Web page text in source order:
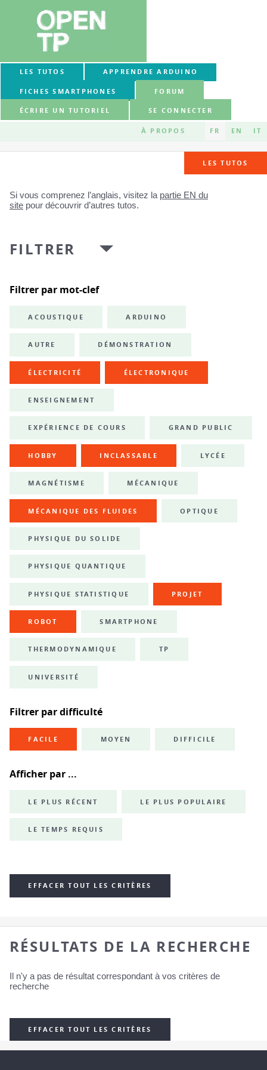
LES TUTOS APPRENDRE ARDUINO
FICHES SMARTPHONES FORUM
ÉCRIRE UN TUTORIEL SE CONNECTER
À PROPOS FR EN IT
LES TUTOS
Si vous comprenez l’anglais, visitez la partie EN du
site pour découvrir d’autres tutos.
FILTRER
Filtrer par mot-clef
ACOUSTIQUE ARDUINO
AUTRE DÉMONSTRATION
ÉLECTRICITÉ ÉLECTRONIQUE
ENSEIGNEMENT
EXPÉRIENCE DE COURS GRAND PUBLIC
HOBBY INCLASSABLE LYCÉE
MAGNÉTISME MÉCANIQUE
MÉCANIQUE DES FLUIDES OPTIQUE
PHYSIQUE DU SOLIDE
PHYSIQUE QUANTIQUE
PHYSIQUE STATISTIQUE PROJET
ROBOT SMARTPHONE
THERMODYNAMIQUE TP
UNIVERSITÉ
Filtrer par difficulté
FACILE MOYEN DIFFICILE
Afficher par ...
LE PLUS RÉCENT LE PLUS POPULAIRE
LE TEMPS REQUIS
EFFACER TOUT LES CRITÈRES
RÉSULTATS DE LA RECHERCHE
Il n'y a pas de résultat correspondant à vos critères de
recherche
EFFACER TOUT LES CRITÈRES